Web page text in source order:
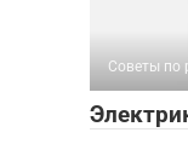
Советы по